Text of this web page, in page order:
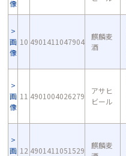
像
画
像
10 4901411047904
麒麟麦
酒
画
像
11 4901004026279
アサヒ
ビール
画 12 4901411051529
麒麟麦